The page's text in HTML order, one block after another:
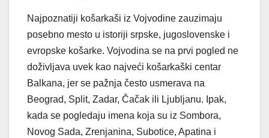
Najpoznatiji košarkaši iz Vojvodine zauzimaju
posebno mesto u istoriji srpske, jugoslovenske i
evropske košarke. Vojvodina se na prvi pogled ne
doživljava uvek kao najveći košarkaški centar
Balkana, jer se pažnja često usmerava na
Beograd, Split, Zadar, Čačak ili Ljubljanu. Ipak,
kada se pogledaju imena koja su iz Sombora,
Novog Sada, Zrenjanina, Subotice, Apatina i